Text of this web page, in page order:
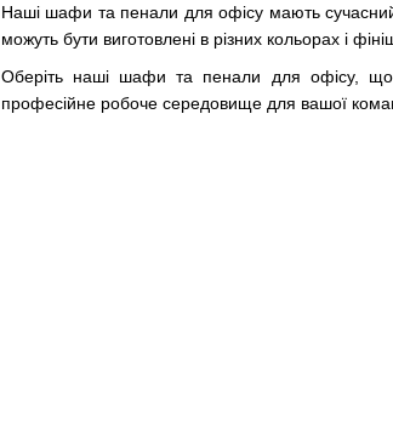
Наші шафи та пенали для офісу мають
можуть бути виготовлені в різних кольорах і
Оберіть наші шафи та пенали для офісу, щоб
професійне робоче середовище для вашої